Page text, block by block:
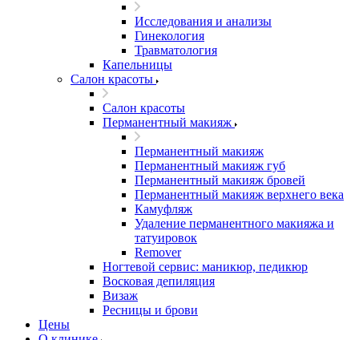
Исследования и анализы
Гинекология
Травматология
Капельницы
Салон красоты
Салон красоты
Перманентный макияж
Перманентный макияж
Перманентный макияж губ
Перманентный макияж бровей
Перманентный макияж верхнего века
Камуфляж
Удаление перманентного макияжа и
татуировок
Remover
Ногтевой сервис: маникюр, педикюр
Восковая депиляция
Визаж
Ресницы и брови
Цены